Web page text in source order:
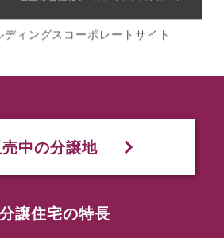
ィングスコーポレートサイト
中の分譲地
譲住宅の特長